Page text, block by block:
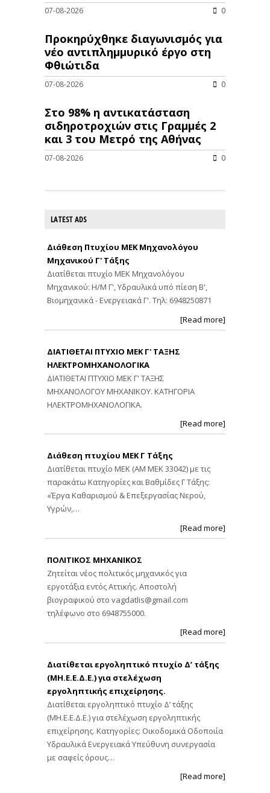
07-08-2026 0
Προκηρύχθηκε διαγωνισμός για
νέo αντιπλημμυρικό έργο στη
Φθιώτιδα
07-08-2026 0
Στο 98% η αντικατάσταση
σιδηροτροχιών στις Γραμμές 2
και 3 του Μετρό της Αθήνας
07-08-2026 0
LATEST ADS
Διάθεση Πτυχίου ΜΕΚ Μηχανολόγου
Μηχανικού Γ' Τάξης
Διατίθεται πτυχίο ΜΕΚ Μηχανολόγου
Μηχανικού: Η/Μ Γ', Υδραυλικά υπό πίεση Β',
Βιομηχανικά - Ενεργειακά Γ'. Τηλ: 6948250871
[Read more]
ΔΙΑΤΙΘΕΤΑΙ ΠΤΥΧΙΟ ΜΕΚ Γ' ΤΑΞΗΣ
ΗΛΕΚΤΡΟΜΗΧΑΝΟΛΟΓΙΚΑ
ΔΙΑΤΙΘΕΤΑΙ ΠΤΥΧΙΟ ΜΕΚ Γ' ΤΑΞΗΣ
ΜΗΧΑΝΟΛΟΓΟΥ ΜΗΧΑΝΙΚΟΥ. ΚΑΤΗΓΟΡΙΑ
ΗΛΕΚΤΡΟΜΗΧΑΝΟΛΟΓΙΚΑ.
[Read more]
Διάθεση πτυχίου ΜΕΚ Γ Τάξης
Διατίθεται πτυχίο ΜΕΚ (ΑΜ ΜΕΚ 33042) με τις
παρακάτω Κατηγορίες και Βαθμίδες Γ Τάξης:
«Έργα Καθαρισμού & Επεξεργασίας Νερού,
Υγρών,…
[Read more]
ΠΟΛΙΤΙΚΟΣ ΜΗΧΑΝΙΚΟΣ
Ζητείται νέος πολιτικός μηχανικός για
εργοτάξια εντός Αττικής. Αποστολή
βιογραφικού στο vagdatlis@gmail.com
τηλέφωνο στο 6948755000.
[Read more]
Διατίθεται εργοληπτικό πτυχίο Δ’ τάξης
(ΜΗ.Ε.Ε.Δ.Ε.) για στελέχωση
εργοληπτικής επιχείρησης.
Διατίθεται εργοληπτικό πτυχίο Δ’ τάξης
(ΜΗ.Ε.Ε.Δ.Ε.) για στελέχωση εργοληπτικής
επιχείρησης. Κατηγορίες: Οικοδομικά Οδοποιία
Υδραυλικά Ενεργειακά Υπεύθυνη συνεργασία
με σαφείς όρους…
[Read more]